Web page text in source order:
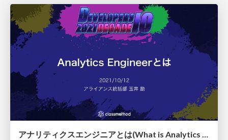
アナリティクスエンジニアとは(What is Analytics Engineer)